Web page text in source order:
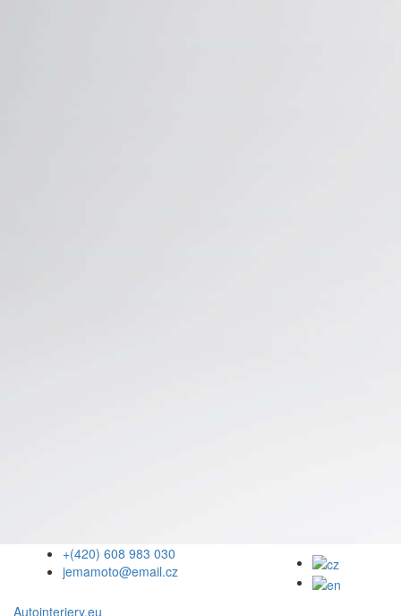
+(420) 608 983 030
jemamoto@email.cz
Autointeriery.eu